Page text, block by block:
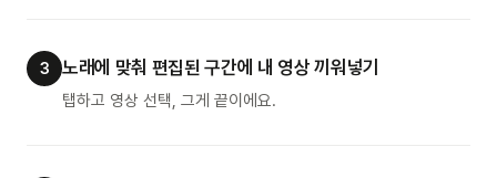
3 노래에 맞춰 편집된 구간에 내 영상 끼워넣기
탭하고 영상 선택, 그게 끝이에요.